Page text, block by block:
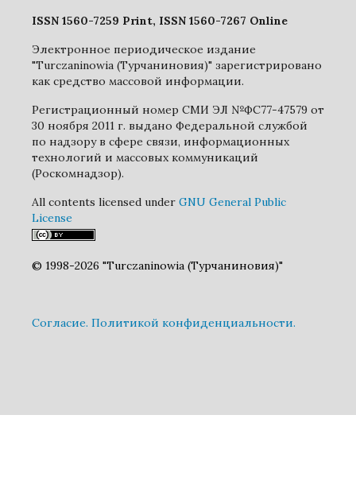
ISSN 1560-7259 Print, ISSN 1560-7267 Online
Электронное периодическое издание
"Turczaninowia (Турчаниновия)" зарегистрировано
как средство массовой информации.
Регистрационный номер СМИ ЭЛ №ФС77-47579 от
30 ноября 2011 г. выдано Федеральной службой
по надзору в сфере связи, информационных
технологий и массовых коммуникаций
(Роскомнадзор).
All contents licensed under GNU General Public
License
© 1998-2026 "Turczaninowia (Турчаниновия)"
Cогласие. Политикой конфиденциальности.